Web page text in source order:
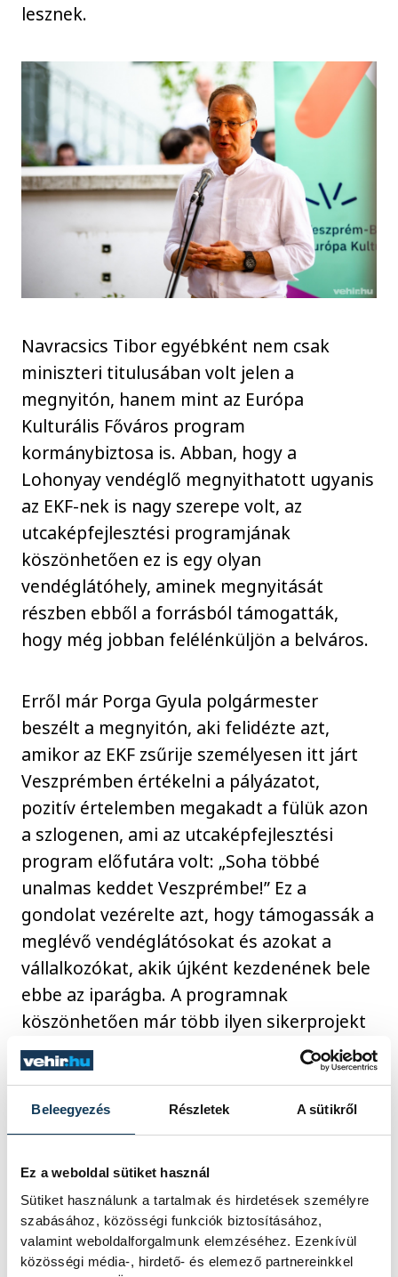
Beleegyezés Részletek A sütikről
Ez a weboldal sütiket használ
Sütiket használunk a tartalmak és hirdetések személyre
szabásához, közösségi funkciók biztosításához,
valamint weboldalforgalmunk elemzéséhez. Ezenkívül
közösségi média-, hirdető- és elemező partnereinkkel
lesznek.
Navracsics Tibor egyébként nem csak
miniszteri titulusában volt jelen a
megnyitón, hanem mint az Európa
Kulturális Főváros program
kormánybiztosa is. Abban, hogy a
Lohonyay vendéglő megnyithatott ugyanis
az EKF-nek is nagy szerepe volt, az
utcaképfejlesztési programjának
köszönhetően ez is egy olyan
vendéglátóhely, aminek megnyitását
részben ebből a forrásból támogatták,
hogy még jobban felélénküljön a belváros.
Erről már Porga Gyula polgármester
beszélt a megnyitón, aki felidézte azt,
amikor az EKF zsűrije személyesen itt járt
Veszprémben értékelni a pályázatot,
pozitív értelemben megakadt a fülük azon
a szlogenen, ami az utcaképfejlesztési
program előfutára volt: „Soha többé
unalmas keddet Veszprémbe!” Ez a
gondolat vezérelte azt, hogy támogassák a
meglévő vendéglátósokat és azokat a
vállalkozókat, akik újként kezdenének bele
ebbe az iparágba. A programnak
köszönhetően már több ilyen sikerprojekt
is megvalósult Veszprémben, a teljesség
igénye nélkül ilyen volt a Papírkutya, a
Wine&Vinyl, a KUNSZT, vagy a Füge kávézó
is. A meglévők közül pedig a Skorpió ír pub
támogatásából.